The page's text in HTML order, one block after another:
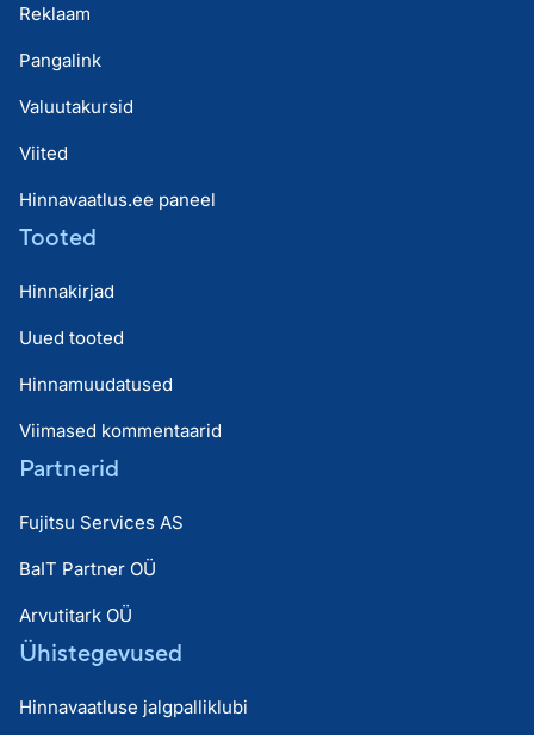
Reklaam
Pangalink
Valuutakursid
Viited
Hinnavaatlus.ee paneel
Tooted
Hinnakirjad
Uued tooted
Hinnamuudatused
Viimased kommentaarid
Partnerid
Fujitsu Services AS
BaIT Partner OÜ
Arvutitark OÜ
Ühistegevused
Hinnavaatluse jalgpalliklubi